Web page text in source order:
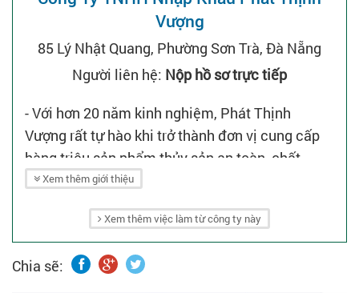
Vượng
85 Lý Nhật Quang, Phường Sơn Trà, Đà Nẵng
Người liên hệ: Nộp hồ sơ trực tiếp
- Với hơn 20 năm kinh nghiệm, Phát Thịnh
Vượng rất tự hào khi trở thành đơn vị cung cấp
hàng triệu sản phẩm thủy sản an toàn, chất
lượng cho người tiêu dùng Việt Nam.
Xem thêm giới thiệu
Xem thêm việc làm từ công ty này
Chia sẽ: